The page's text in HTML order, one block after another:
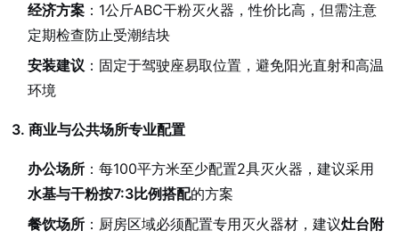
经济方案 ：1公斤ABC干粉灭火器，性价比高，但需注意
定期检查防止受潮结块
安装建议 ：固定于驾驶座易取位置，避免阳光直射和高温
环境
3. 商业与公共场所专业配置
办公场所 ：每100平方米至少配置2具灭火器，建议采用
水基与干粉按7:3比例搭配的方案
餐饮场所 ：厨房区域必须配置专用灭火器材，建议灶台附